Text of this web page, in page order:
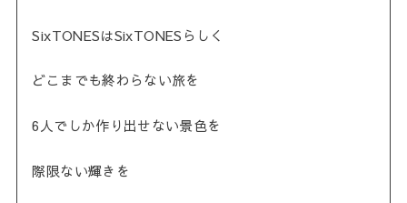
SixTONESはSixTONESらしく
どこまでも終わらない旅を
6人でしか作り出せない景色を
際限ない輝きを